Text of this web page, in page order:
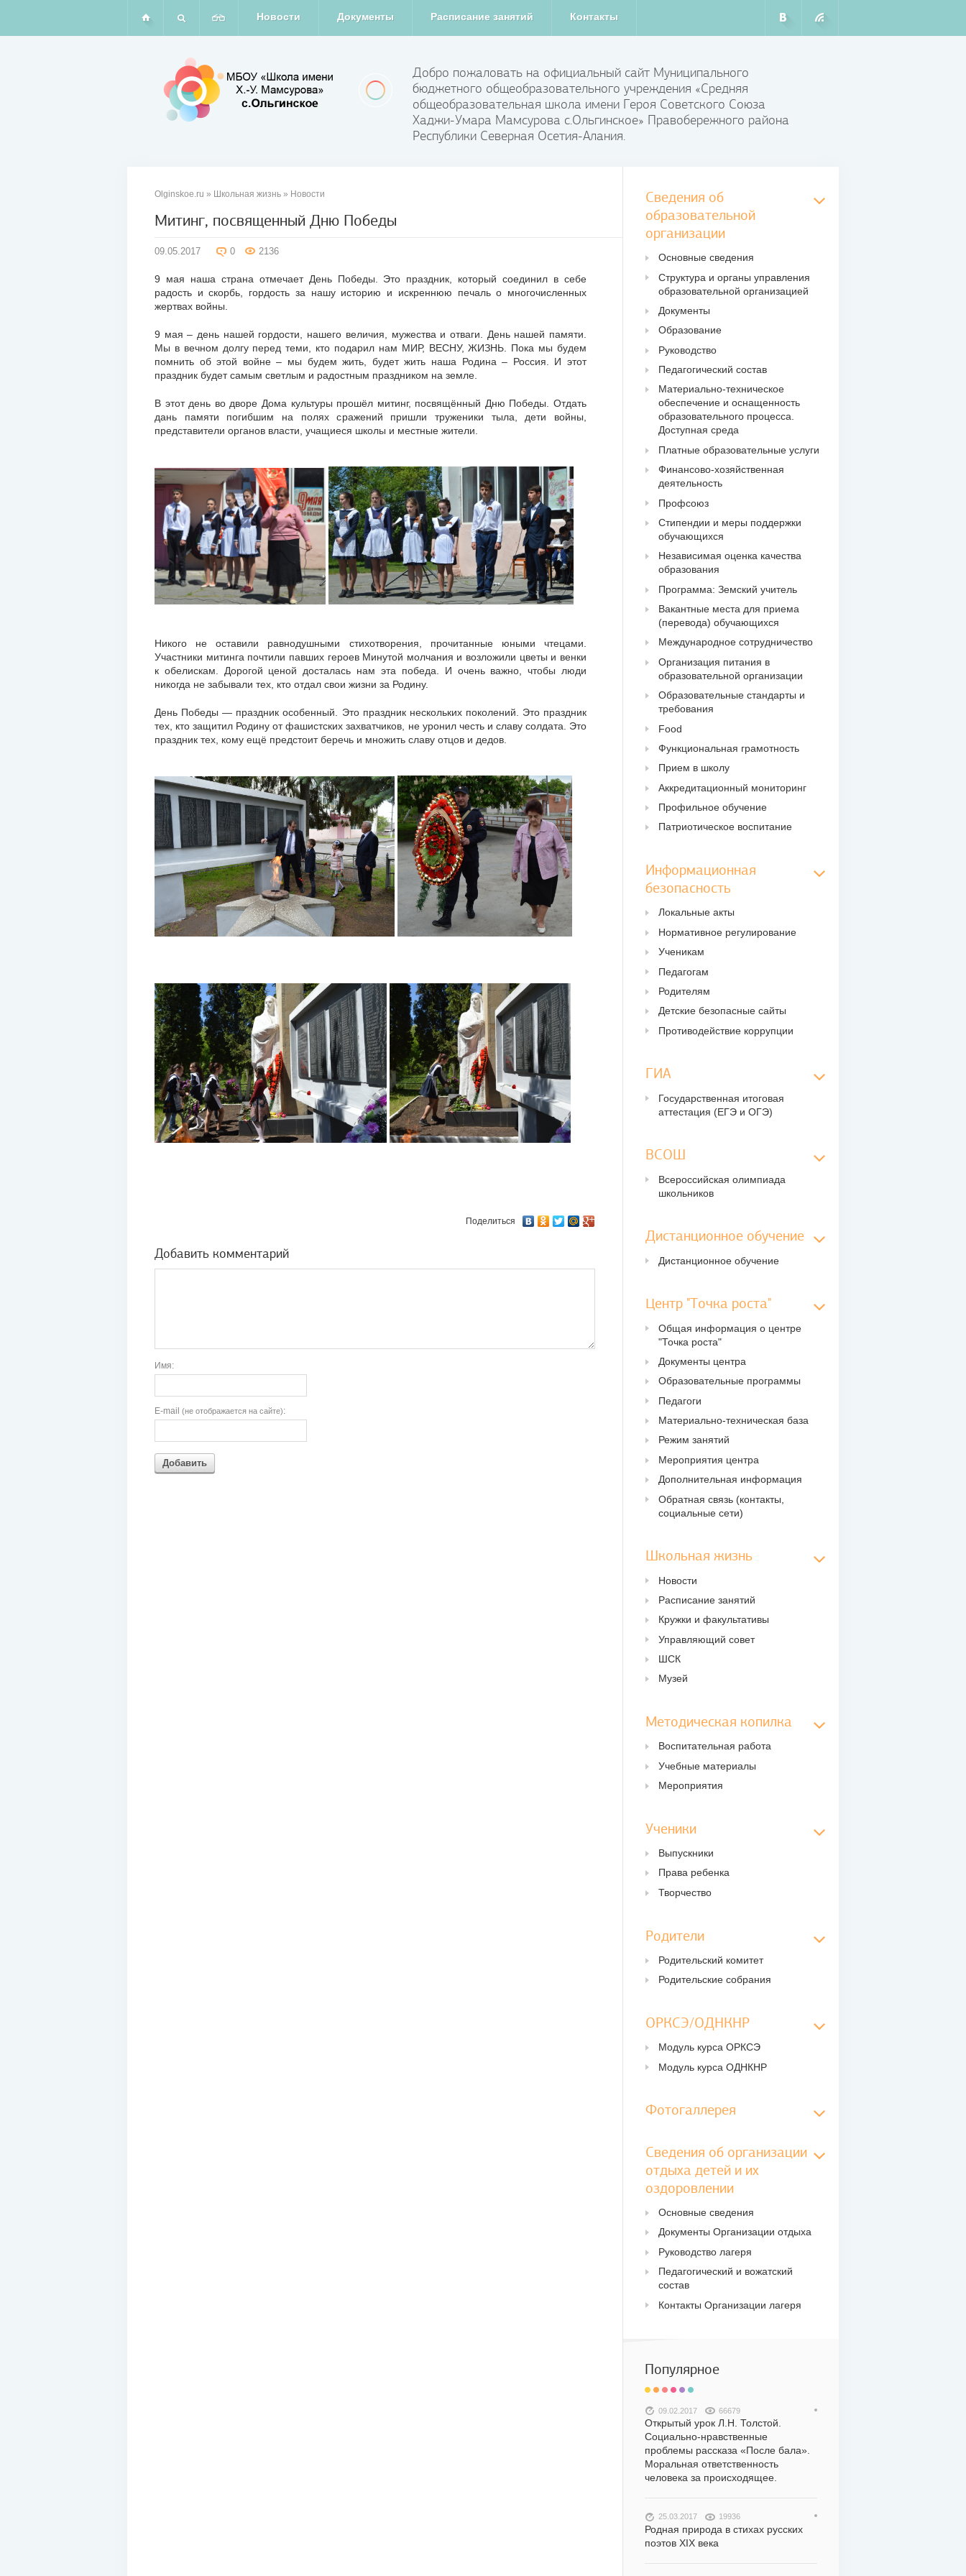
Новости Документы Расписание занятий Контакты
Добро пожаловать на официальный сайт Муниципального
бюджетного общеобразовательного учреждения «Средняя
общеобразовательная школа имени Героя Советского Союза
Хаджи-Умара Мамсурова с.Ольгинское» Правобережного района
Республики Северная Осетия-Алания.
Olginskoe.ru » Школьная жизнь » Новости
Митинг, посвященный Дню Победы
09.05.2017 0 2136
9 мая наша страна отмечает День Победы. Это праздник, который соединил в себе
радость и скорбь, гордость за нашу историю и искреннюю печаль о многочисленных
жертвах войны.
9 мая – день нашей гордости, нашего величия, мужества и отваги. День нашей памяти.
Мы в вечном долгу перед теми, кто подарил нам МИР, ВЕСНУ, ЖИЗНЬ. Пока мы будем
помнить об этой войне – мы будем жить, будет жить наша Родина – Россия. И этот
праздник будет самым светлым и радостным праздником на земле.
В этот день во дворе Дома культуры прошёл митинг, посвящённый Дню Победы. Отдать
дань памяти погибшим на полях сражений пришли труженики тыла, дети войны,
представители органов власти, учащиеся школы и местные жители.
Никого не оставили равнодушными стихотворения, прочитанные юными чтецами.
Участники митинга почтили павших героев Минутой молчания и возложили цветы и венки
к обелискам. Дорогой ценой досталась нам эта победа. И очень важно, чтобы люди
никогда не забывали тех, кто отдал свои жизни за Родину.
День Победы — праздник особенный. Это праздник нескольких поколений. Это праздник
тех, кто защитил Родину от фашистских захватчиков, не уронил честь и славу солдата. Это
праздник тех, кому ещё предстоит беречь и множить славу отцов и дедов.
Поделиться
Добавить комментарий
Имя:
E-mail (не отображается на сайте):
Добавить
Сведения об
образовательной
организации
Основные сведения
Структура и органы управления
образовательной организацией
Документы
Образование
Руководство
Педагогический состав
Материально-техническое
обеспечение и оснащенность
образовательного процесса.
Доступная среда
Платные образовательные услуги
Финансово-хозяйственная
деятельность
Профсоюз
Стипендии и меры поддержки
обучающихся
Независимая оценка качества
образования
Программа: Земский учитель
Вакантные места для приема
(перевода) обучающихся
Международное сотрудничество
Организация питания в
образовательной организации
Образовательные стандарты и
требования
Food
Функциональная грамотность
Прием в школу
Аккредитационный мониторинг
Профильное обучение
Патриотическое воспитание
Информационная
безопасность
Локальные акты
Нормативное регулирование
Ученикам
Педагогам
Родителям
Детские безопасные сайты
Противодействие коррупции
ГИА
Государственная итоговая
аттестация (ЕГЭ и ОГЭ)
ВСОШ
Всероссийская олимпиада
школьников
Дистанционное обучение
Дистанционное обучение
Центр "Точка роста"
Общая информация о центре
"Точка роста"
Документы центра
Образовательные программы
Педагоги
Материально-техническая база
Режим занятий
Мероприятия центра
Дополнительная информация
Обратная связь (контакты,
социальные сети)
Школьная жизнь
Новости
Расписание занятий
Кружки и факультативы
Управляющий совет
ШСК
Музей
Методическая копилка
Воспитательная работа
Учебные материалы
Мероприятия
Ученики
Выпускники
Права ребенка
Творчество
Родители
Родительский комитет
Родительские собрания
ОРКСЭ/ОДНКНР
Модуль курса ОРКСЭ
Модуль курса ОДНКНР
Фотогаллерея
Сведения об организации
отдыха детей и их
оздоровлении
Основные сведения
Документы Организации отдыха
Руководство лагеря
Педагогический и вожатский
состав
Контакты Организации лагеря
Популярное
09.02.2017 66679
Открытый урок Л.Н. Толстой.
Социально-нравственные
проблемы рассказа «После бала».
Моральная ответственность
человека за происходящее.
25.03.2017 19936
Родная природа в стихах русских
поэтов XIX века